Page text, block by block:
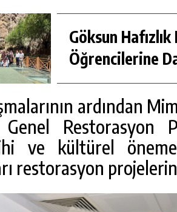
Göksun Hafızlık
Öğrencilerine
ardından
Restorasyon
ve kültürel öneme
restorasyon